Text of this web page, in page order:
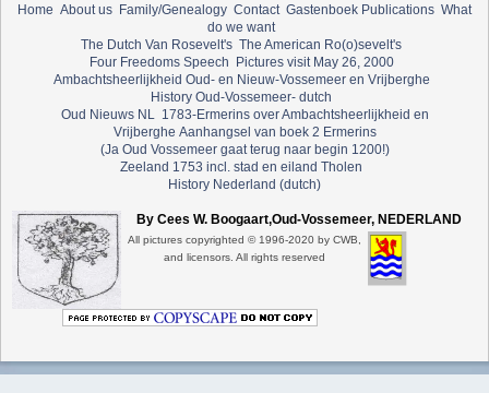
Home About us Family/Genealogy Contact Gastenboek Publications What
do we want
The Dutch Van Rosevelt's The American Ro(o)sevelt's
Four Freedoms Speech Pictures visit May 26, 2000
Ambachtsheerlijkheid Oud- en Nieuw-Vossemeer en Vrijberghe
History Oud-Vossemeer- dutch
Oud Nieuws NL
1783-Ermerins over Ambachtsheerlijkheid en
Vrijberghe Aanhangsel van boek 2 Ermerins
(Ja Oud Vossemeer gaat terug naar begin 1200!)
Zeeland 1753 incl. stad en eiland Tholen
History Nederland (dutch)
By Cees W. Boogaart,Oud-Vossemeer, NEDERLAND
All pictures copyrighted © 1996-2020 by CWB,
and licensors. All rights reserved